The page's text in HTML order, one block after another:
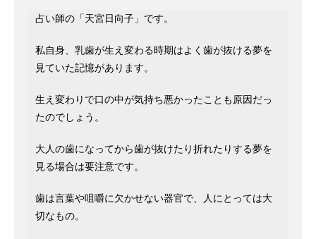
占い師の「天宮日向子」です。
私自身、乳歯が生え変わる時期はよく歯が抜ける夢を
見ていた記憶があります。
生え変わりで口の中が気持ち悪かったことも原因だっ
たのでしょう。
大人の歯になってから歯が抜けたり折れたりする夢を
見る場合は要注意です。
歯は言葉や咀嚼に欠かせない器官で、人にとっては大
切なもの。